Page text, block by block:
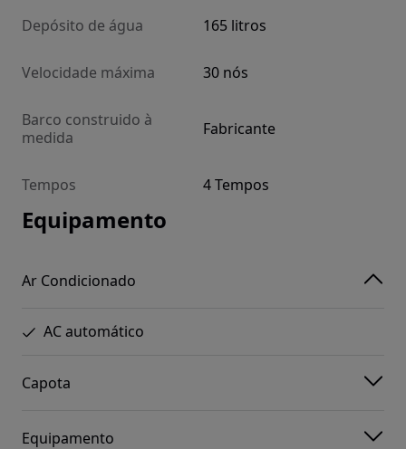
Depósito de água 165 litros
Velocidade máxima 30 nós
Barco construido à
medida
Fabricante
Tempos 4 Tempos
Equipamento
Ar Condicionado
AC automático
Capota
Equipamento